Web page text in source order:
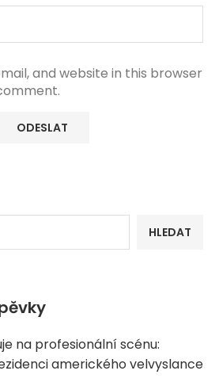
and website in this browser
HLEDAT
na profesionální scénu:
amerického velvyslance